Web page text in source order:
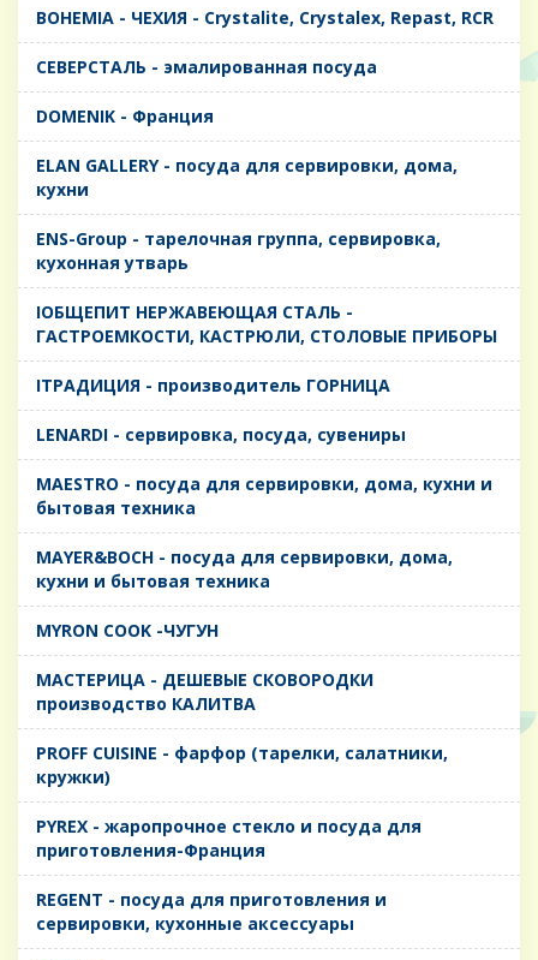
BOHEMIA - ЧЕХИЯ - Crystalite, Crystalex, Repast, RCR
CЕВЕРСТАЛЬ - эмалированная посуда
DOMENIK - Франция
ELAN GALLERY - посуда для сервировки, дома,
кухни
ENS-Group - тарелочная группа, сервировка,
кухонная утварь
IОБЩЕПИТ НЕРЖАВЕЮЩАЯ СТАЛЬ -
ГАСТРОЕМКОСТИ, КАСТРЮЛИ, СТОЛОВЫЕ ПРИБОРЫ
IТРАДИЦИЯ - производитель ГОРНИЦА
LENARDI - сервировка, посуда, сувениры
MAESTRO - посуда для сервировки, дома, кухни и
бытовая техника
MAYER&BOCH - посуда для сервировки, дома,
кухни и бытовая техника
MYRON COOK -ЧУГУН
MАСТЕРИЦА - ДЕШЕВЫЕ СКОВОРОДКИ
производство КАЛИТВА
PROFF CUISINE - фарфор (тарелки, салатники,
кружки)
PYREX - жаропрочное стекло и посуда для
приготовления-Франция
REGENT - посуда для приготовления и
сервировки, кухонные аксессуары